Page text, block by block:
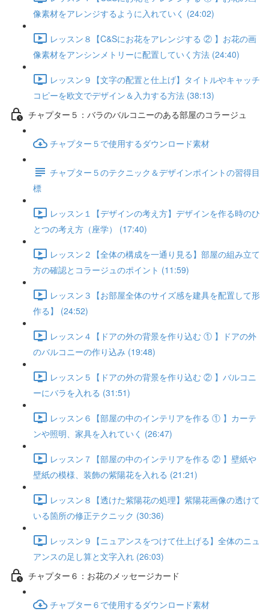
像素材をアレンジするように入れていく (24:02)
レッスン８【C&Sにお花をアレンジする ② 】お花の画
像素材をアンシンメトリーに配置していく方法 (24:40)
レッスン９【文字の配置と仕上げ】タイトルやキャッチ
コピーを欧文でデザイン＆入力する方法 (38:13)
チャプター５：バラのバルコニーのある部屋のコラージュ
チャプター５で使用するダウンロード素材
チャプター５のテクニック＆デザインポイントの習得目
標
レッスン１【デザインの考え方】デザインを作る時のひ
とつの考え方（座学） (17:40)
レッスン２【全体の構成を一通り見る】部屋の組み立て
方の確認とコラージュのポイント (11:59)
レッスン３【お部屋全体のサイズ感を建具を配置して形
作る】 (24:52)
レッスン４【ドアの外の背景を作り込む ① 】ドアの外
のバルコニーの作り込み (19:48)
レッスン５【ドアの外の背景を作り込む ② 】バルコニ
ーにバラを入れる (31:51)
レッスン６【部屋の中のインテリアを作る ① 】カーテ
ンや照明、家具を入れていく (26:47)
レッスン７【部屋の中のインテリアを作る ② 】壁紙や
壁紙の模様、装飾の紫陽花を入れる (21:21)
レッスン８【透けた紫陽花の処理】紫陽花画像の透けて
いる箇所の修正テクニック (30:36)
レッスン９【ニュアンスをつけて仕上げる】全体のニュ
アンスの足し算と文字入れ (26:03)
チャプター６：お花のメッセージカード
チャプター６で使用するダウンロード素材